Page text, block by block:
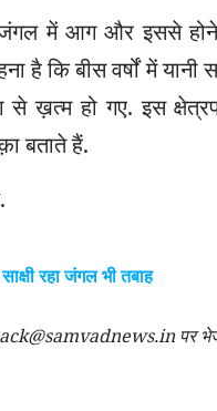
में आग और इससे
है कि बीस वर्षों में
से ख़त्म हो गए. इस
बताते हैं.
रहा जंगल भी तबाह
पर